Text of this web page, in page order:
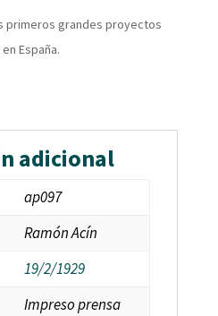
primeros grandes proyectos
España.
adicional
ap097
Ramón Acín
19/2/1929
Impreso prensa